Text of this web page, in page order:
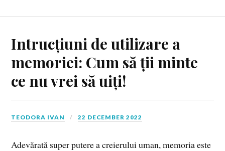
Intrucțiuni de utilizare a
memoriei: Cum să ții minte
ce nu vrei să uiți!
TEODORA IVAN 22 DECEMBER 2022
Adevărată super putere a creierului uman, memoria este